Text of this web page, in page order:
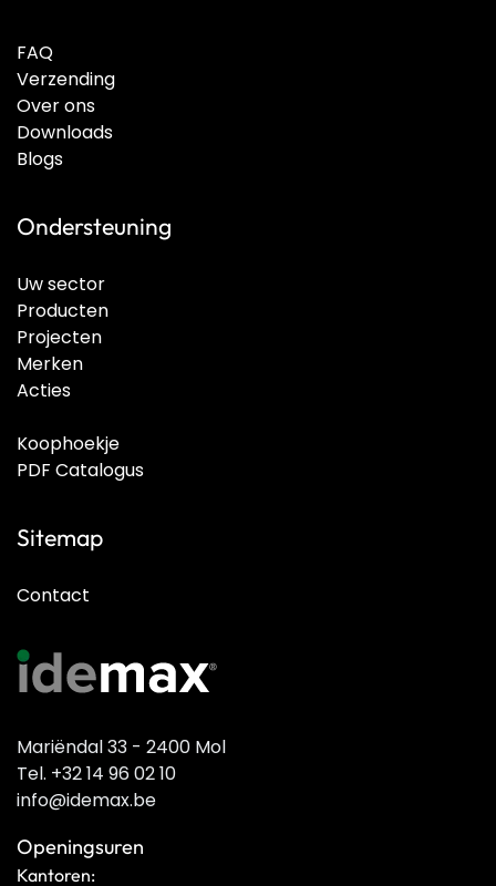
FAQ
Verzending
Over ons
Downloads
Blogs
Ondersteuning
Uw sector
Producten
Projecten
Merken
Acties
Koophoekje
PDF Catalogus
Sitemap
Contact
Mariëndal 33 - 2400 Mol
Tel. +32 14 96 02 10
info@idemax.be
Openingsuren
Kantoren: